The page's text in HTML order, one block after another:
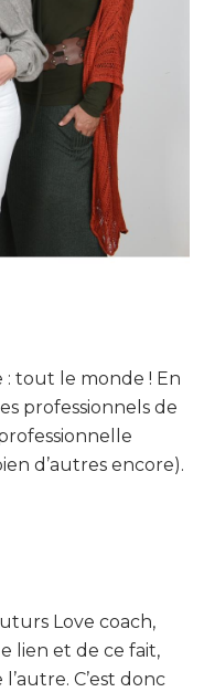
: tout le monde ! En
professionnels de
d’autres encore).
Love coach,
lien et de ce fait,
C’est donc